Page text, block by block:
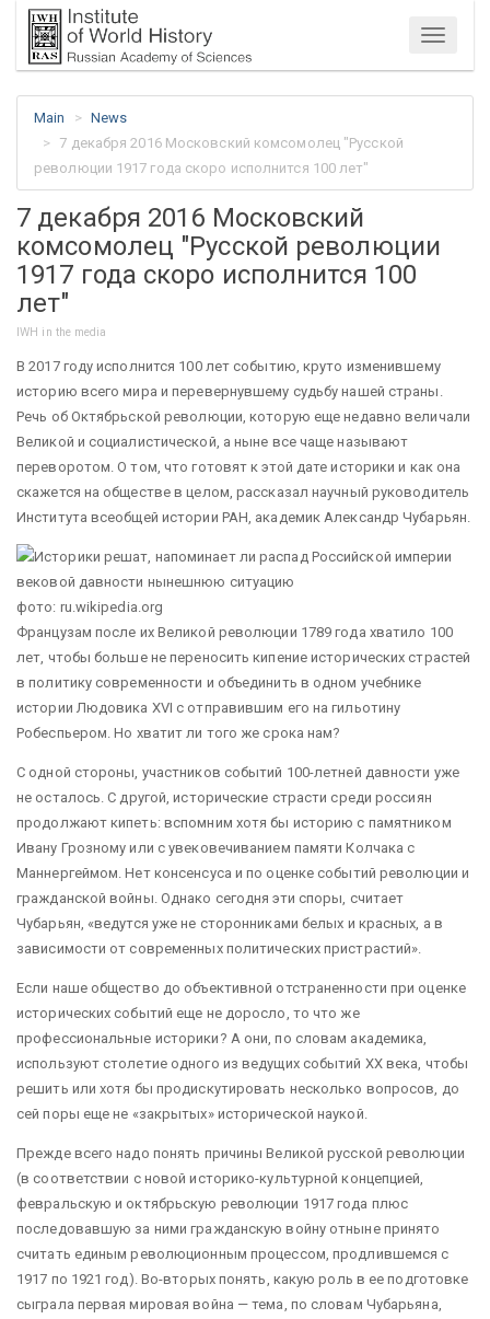
Menu
Main
News
7 декабря 2016 Московский комсомолец "Русской
революции 1917 года скоро исполнится 100 лет"
7 декабря 2016 Московский
комсомолец "Русской революции
1917 года скоро исполнится 100
лет"
IWH in the media
В 2017 году исполнится 100 лет событию, круто изменившему
историю всего мира и перевернувшему судьбу нашей страны.
Речь об Октябрьской революции, которую еще недавно величали
Великой и социалистической, а ныне все чаще называют
переворотом. О том, что готовят к этой дате историки и как она
скажется на обществе в целом, рассказал научный руководитель
Института всеобщей истории РАН, академик Александр Чубарьян.
фото: ru.wikipedia.org
Французам после их Великой революции 1789 года хватило 100
лет, чтобы больше не переносить кипение исторических страстей
в политику современности и объединить в одном учебнике
истории Людовика XVI с отправившим его на гильотину
Робеспьером. Но хватит ли того же срока нам?
С одной стороны, участников событий 100-летней давности уже
не осталось. С другой, исторические страсти среди россиян
продолжают кипеть: вспомним хотя бы историю с памятником
Ивану Грозному или с увековечиванием памяти Колчака с
Маннергеймом. Нет консенсуса и по оценке событий революции и
гражданской войны. Однако сегодня эти споры, считает
Чубарьян, «ведутся уже не сторонниками белых и красных, а в
зависимости от современных политических пристрастий».
Если наше общество до объективной отстраненности при оценке
исторических событий еще не доросло, то что же
профессиональные историки? А они, по словам академика,
используют столетие одного из ведущих событий ХХ века, чтобы
решить или хотя бы продискутировать несколько вопросов, до
сей поры еще не «закрытых» исторической наукой.
Прежде всего надо понять причины Великой русской революции
(в соответствии с новой историко-культурной концепцией,
февральскую и октябрьскую революции 1917 года плюс
последовавшую за ними гражданскую войну отныне принято
считать единым революционным процессом, продлившемся с
1917 по 1921 год). Во-вторых понять, какую роль в ее подготовке
сыграла первая мировая война — тема, по словам Чубарьяна,